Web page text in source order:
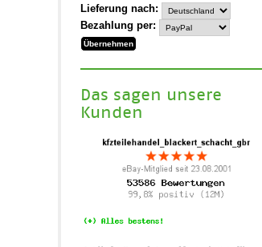
Lieferung nach:
Bezahlung per:
Das sagen unsere
Kunden